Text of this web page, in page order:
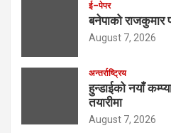
ई–पेपर
बनेपाको राजकुमार
August 7, 2026
अन्तर्राष्ट्रिय
हुन्डाईको नयाँ
तयारीमा
August 7, 2026